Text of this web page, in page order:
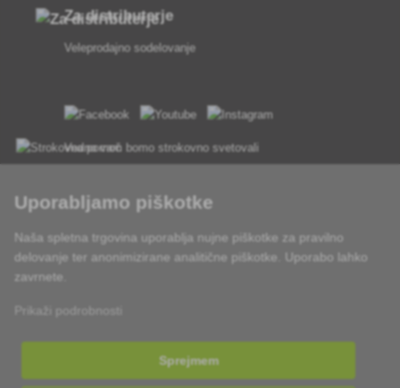
Za distributerje
Veleprodajno sodelovanje
Vedno vam bomo strokovno svetovali
Uporabljamo piškotke
Naša spletna trgovina uporablja nujne piškotke za pravilno
delovanje ter anonimizirane analitične piškotke. Uporabo lahko
zavrnete.
Prikaži podrobnosti
Sprejmem